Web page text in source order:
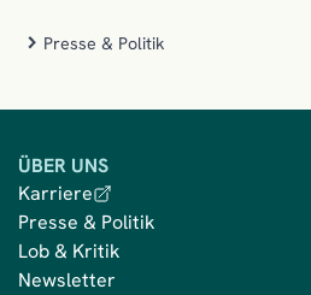
Presse & Politik
ÜBER UNS
Karriere
Presse & Politik
Lob & Kritik
Newsletter